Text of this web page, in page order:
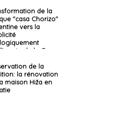
de la
"casa Chorizo"
vers la
de la Casa
de la
la rénovation
maison Hiža en